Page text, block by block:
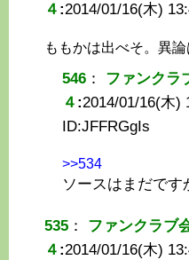
４ :2014/01/16(木)
ももかは出べそ。異
546 ： ファンクラ
４ :2014/01/16(木)
ID:JFFRGgIs
>>534
ソースはまだです
535 ： ファンクラブ
４ :2014/01/16(木)